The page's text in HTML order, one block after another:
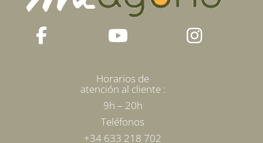
Horarios de
atención al cliente :
9h – 20h
Teléfonos
+34 633 218 702